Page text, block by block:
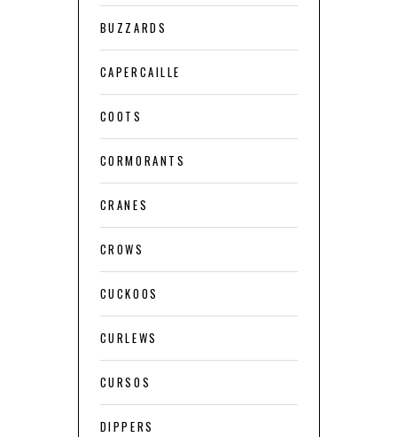
BUZZARDS
CAPERCAILLE
COOTS
CORMORANTS
CRANES
CROWS
CUCKOOS
CURLEWS
CURSOS
DIPPERS